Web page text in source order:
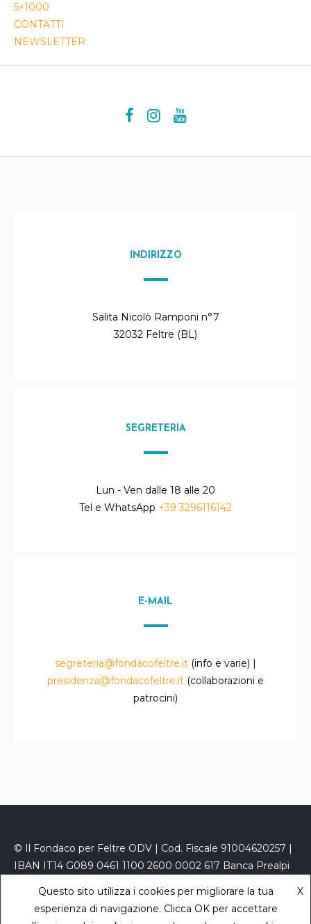
5×1000
CONTATTI
NEWSLETTER
INDIRIZZO
Salita Nicolò Ramponi n°7
32032 Feltre (BL)
SEGRETERIA
Lun - Ven dalle 18 alle 20
Tel e WhatsApp +39 3296116142
E-MAIL
segreteria@fondacofeltre.it (info e varie) |
presidenza@fondacofeltre.it (collaborazioni e
patrocini)
© Il Fondaco per Feltre ODV | Cod. Fiscale 91004620257 |
IBAN IT14 G089 0461 1100 2600 0002 617 Banca Prealpi
fondacofeltre@kelipec.it Privacy Policy
Sara Zaccaron
Questo sito utilizza i cookies per migliorare la tua
esperienza di navigazione. Clicca OK per accettare
X